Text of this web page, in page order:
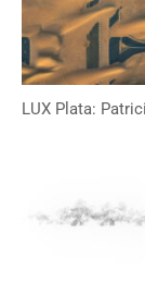
LUX Plata: